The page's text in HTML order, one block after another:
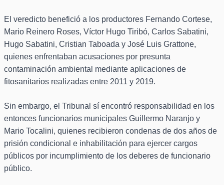
El veredicto benefició a los productores Fernando Cortese,
Mario Reinero Roses, Víctor Hugo Tiribó, Carlos Sabatini,
Hugo Sabatini, Cristian Taboada y José Luis Grattone,
quienes enfrentaban acusaciones por presunta
contaminación ambiental mediante aplicaciones de
fitosanitarios realizadas entre 2011 y 2019.
Sin embargo, el Tribunal sí encontró responsabilidad en los
entonces funcionarios municipales Guillermo Naranjo y
Mario Tocalini, quienes recibieron condenas de dos años de
prisión condicional e inhabilitación para ejercer cargos
públicos por incumplimiento de los deberes de funcionario
público.